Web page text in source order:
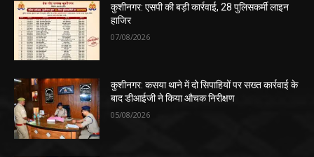
कुशीनगर: एसपी की बड़ी कार्रवाई, 28 पुलिसकर्मी लाइन
हाजिर
07/08/2026
कुशीनगर: कसया थाने में दो सिपाहियों पर सख्त कार्रवाई के
बाद डीआईजी ने किया औचक निरीक्षण
05/08/2026